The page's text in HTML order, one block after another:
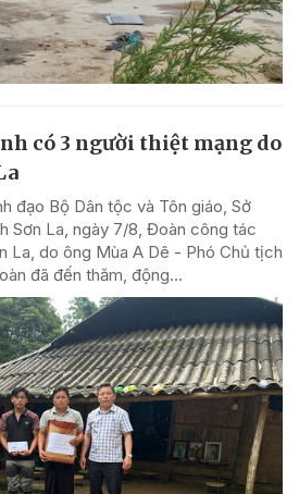
có 3 người thiệt mạng do
đạo Bộ Dân tộc và Tôn giáo, Sở
Sơn La, ngày 7/8, Đoàn công tác
La, do ông Mùa A Dê - Phó Chủ tịch
đã đến thăm, động...